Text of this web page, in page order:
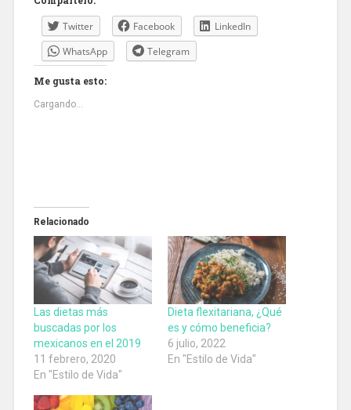
Twitter Facebook
LinkedIn
WhatsApp
Telegram
Me gusta esto:
Cargando...
Relacionado
Las dietas más
buscadas por los
mexicanos en el 2019
11 febrero, 2020
En "Estilo de Vida"
Dieta flexitariana, ¿Qué
es y cómo beneficia?
6 julio, 2022
En "Estilo de Vida"